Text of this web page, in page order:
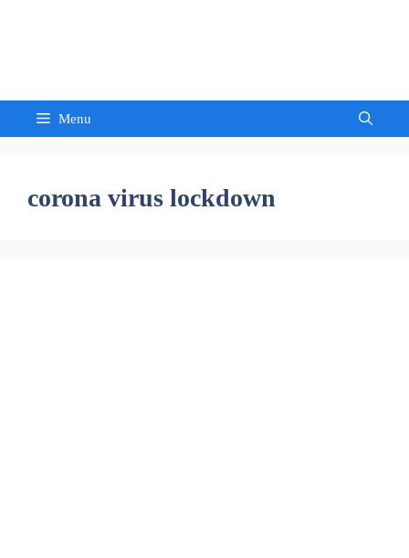
Menu
corona virus lockdown